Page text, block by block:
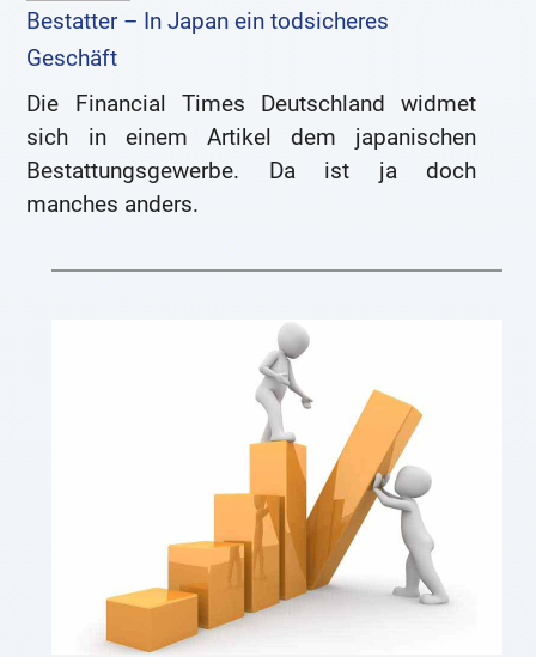
Bestatter – In Japan ein todsicheres
Geschäft
Die Financial Times Deutschland widmet
sich in einem Artikel dem japanischen
Bestattungsgewerbe. Da ist ja doch
manches anders.